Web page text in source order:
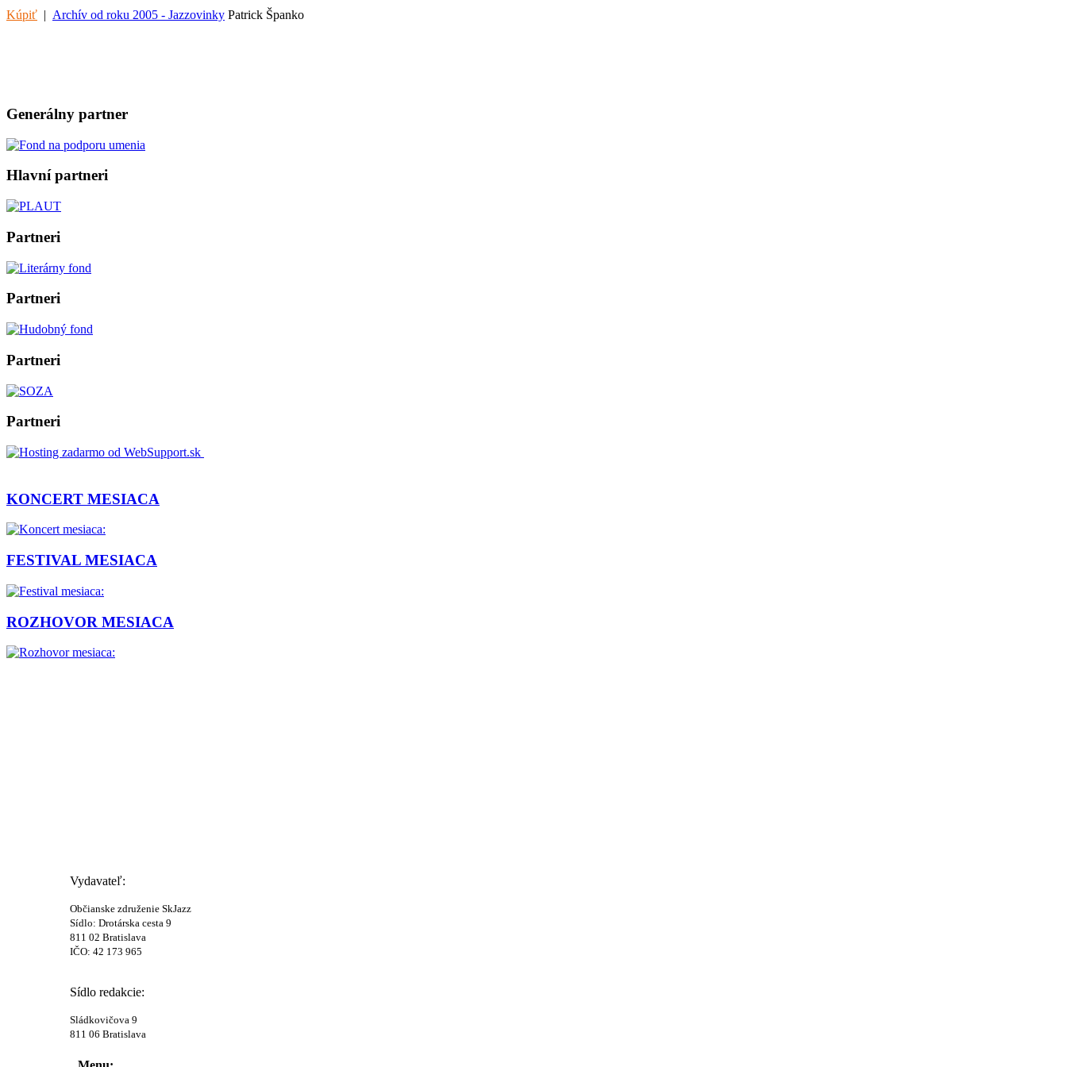
Kúpiť | Archív od roku 2005 - Jazzovinky Patrick Španko
Generálny partner
Hlavní partneri
Partneri
Partneri
Partneri
Partneri
KONCERT MESIACA
FESTIVAL MESIACA
ROZHOVOR MESIACA
Vydavateľ:
Občianske združenie SkJazz
Sídlo: Drotárska cesta 9
811 02 Bratislava
IČO: 42 173 965
Sídlo redakcie:
Sládkovičova 9
811 06 Bratislava